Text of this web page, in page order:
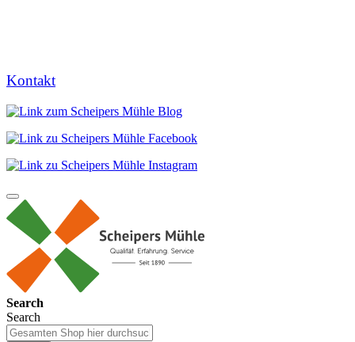
Kontakt
Search
Search